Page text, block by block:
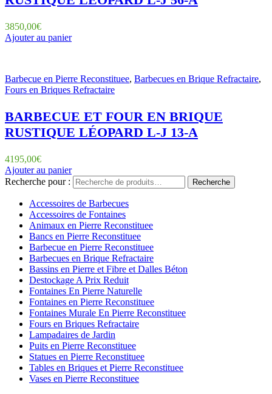
3850,00€
Ajouter au panier
Barbecue en Pierre Reconstituee, Barbecues en Brique Refractaire,
Fours en Briques Refractaire
BARBECUE ET FOUR EN BRIQUE
RUSTIQUE LÉOPARD L-J 13-A
4195,00€
Ajouter au panier
Recherche pour :
Recherche
Accessoires de Barbecues
Accessoires de Fontaines
Animaux en Pierre Reconstituee
Bancs en Pierre Reconstituee
Barbecue en Pierre Reconstituee
Barbecues en Brique Refractaire
Bassins en Pierre et Fibre et Dalles Béton
Destockage A Prix Reduit
Fontaines En Pierre Naturelle
Fontaines en Pierre Reconstituee
Fontaines Murale En Pierre Reconstituee
Fours en Briques Refractaire
Lampadaires de Jardin
Puits en Pierre Reconstituee
Statues en Pierre Reconstituee
Tables en Briques et Pierre Reconstituee
Vases en Pierre Reconstituee